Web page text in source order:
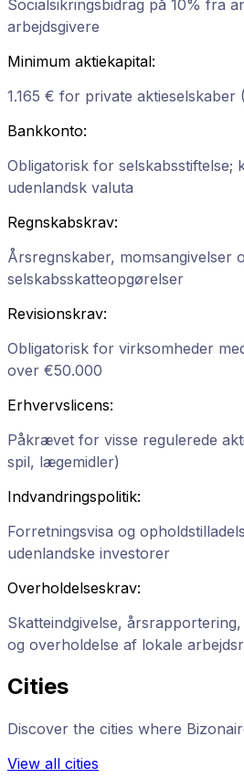
Socialsikringsbidrag på 10% fra
arbejdsgivere
Minimum aktiekapital:
1.165 € for private aktieselskaber
Bankkonto:
Obligatorisk for selskabsstiftelse;
udenlandsk valuta
Regnskabskrav:
Årsregnskaber, momsangivelser
selskabsskatteopgørelser
Revisionskrav:
Obligatorisk for virksomheder
over €50.000
Erhvervslicens:
Påkrævet for visse regulerede
spil, lægemidler)
Indvandringspolitik:
Forretningsvisa og
udenlandske investorer
Overholdelseskrav:
Skatteindgivelse,
og overholdelse af lokale
Cities
Discover the cities where
View all cities